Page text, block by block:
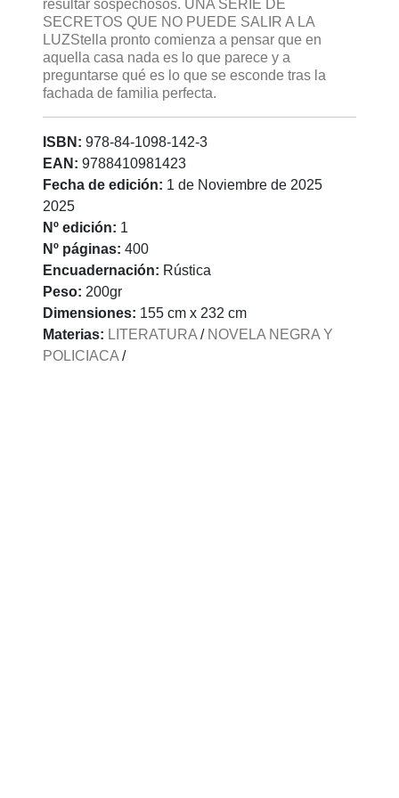
resultar sospechosos. UNA SERIE DE
SECRETOS QUE NO PUEDE SALIR A LA
LUZStella pronto comienza a pensar que en
aquella casa nada es lo que parece y a
preguntarse qué es lo que se esconde tras la
fachada de familia perfecta.
ISBN: 978-84-1098-142-3
EAN: 9788410981423
Fecha de edición: 1 de Noviembre de 2025
2025
Nº edición: 1
Nº páginas: 400
Encuadernación: Rústica
Peso: 200gr
Dimensiones: 155 cm x 232 cm
Materias: LITERATURA / NOVELA NEGRA Y
POLICIACA /